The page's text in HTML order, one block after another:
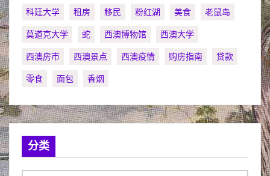
科廷大学
租房 移民 粉红湖 美食
老鼠岛
莫道克大学
蛇 西澳博物馆
西澳大学
西澳房市
西澳景点 西澳疫情 购房指南
贷款
零食
面包 香烟
分类